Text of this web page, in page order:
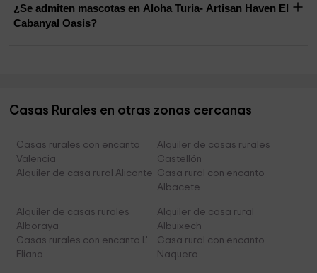
¿Se admiten mascotas en Aloha Turia- Artisan Haven El
Cabanyal Oasis?
Casas Rurales en otras zonas cercanas
Casas rurales con encanto
Valencia
Alquiler de casas rurales
Castellón
Alquiler de casa rural Alicante Casa rural con encanto
Albacete
Alquiler de casas rurales
Alboraya
Alquiler de casa rural
Albuixech
Casas rurales con encanto L'
Eliana
Casa rural con encanto
Naquera